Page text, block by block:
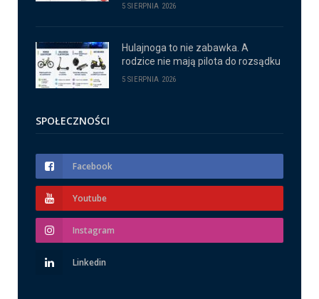
5 SIERPNIA 2026
Hulajnoga to nie zabawka. A
rodzice nie mają pilota do rozsądku
5 SIERPNIA 2026
SPOŁECZNOŚCI
Facebook
Youtube
Instagram
Linkedin